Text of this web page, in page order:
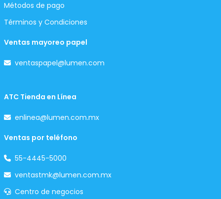
Métodos de pago
Términos y Condiciones
Ventas mayoreo papel
ventaspapel@lumen.com
ATC Tienda en Línea
enlinea@lumen.com.mx
Ventas por teléfono
55-4445-5000
ventastmk@lumen.com.mx
Centro de negocios